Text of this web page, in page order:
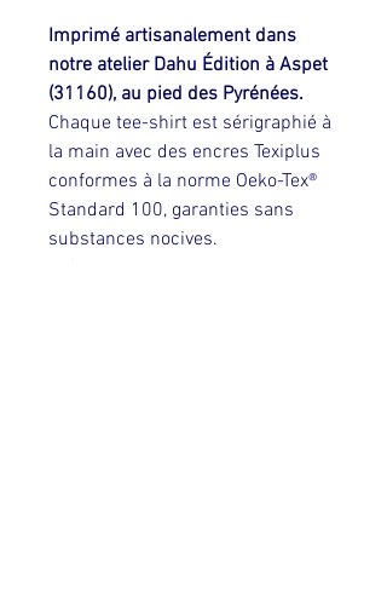
Imprimé artisanalement dans
notre atelier Dahu Édition à Aspet
(31160), au pied des Pyrénées.
Chaque tee-shirt est sérigraphié à
la main avec des encres Texiplus
conformes à la norme Oeko-Tex®
Standard 100, garanties sans
substances nocives.
Création graphique : Patrick